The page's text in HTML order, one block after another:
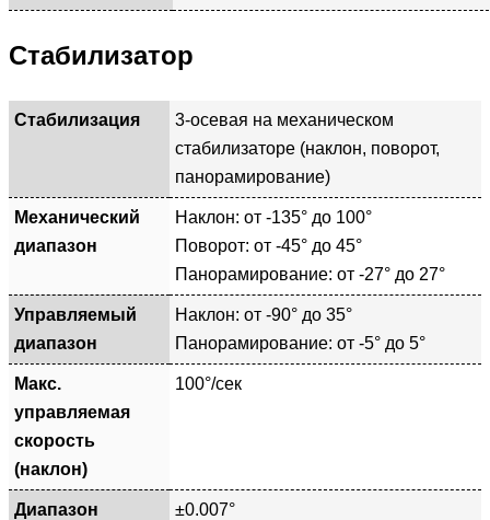
Стабилизатор
Стабилизация
3-осевая на механическом
стабилизаторе (наклон, поворот,
панорамирование)
Механический
диапазон
Наклон: от -135° до 100°
Поворот: от -45° до 45°
Панорамирование: от -27° до 27°
Управляемый
диапазон
Наклон: от -90° до 35°
Панорамирование: от -5° до 5°
Макс.
управляемая
скорость
(наклон)
100°/сек
Диапазон
±0.007°